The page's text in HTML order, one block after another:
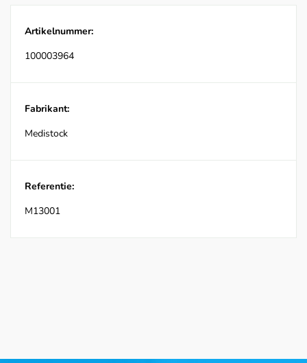
Artikelnummer:
100003964
Fabrikant:
Medistock
Referentie:
M13001